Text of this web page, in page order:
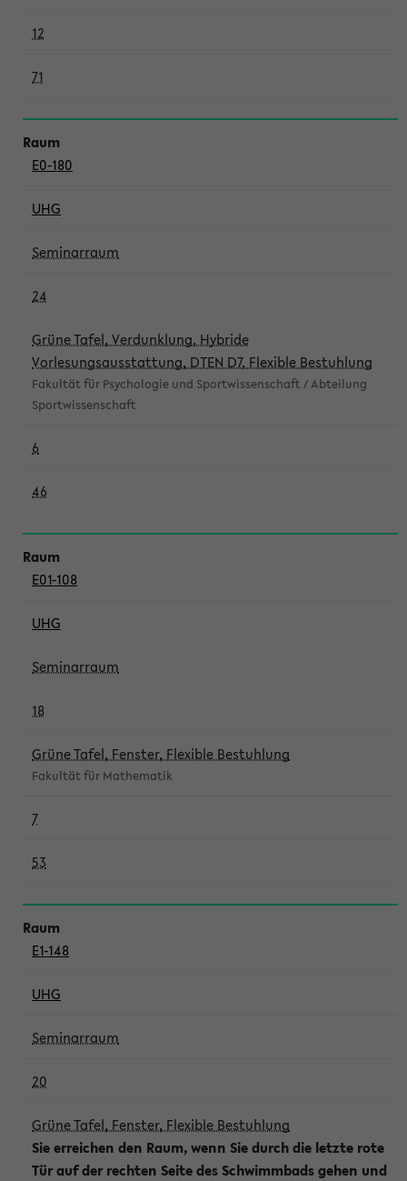
12
71
E0-180
UHG
Seminarraum
24
Grüne Tafel, Verdunklung, Hybride
Vorlesungsausstattung, DTEN D7, Flexible Bestuhlung
Fakultät für Psychologie und Sportwissenschaft / Abteilung
Sportwissenschaft
6
46
E01-108
UHG
Seminarraum
18
Grüne Tafel, Fenster, Flexible Bestuhlung
Fakultät für Mathematik
7
53
E1-148
UHG
Seminarraum
20
Grüne Tafel, Fenster, Flexible Bestuhlung
Sie erreichen den Raum, wenn Sie durch die letzte rote
Tür auf der rechten Seite des Schwimmbads gehen und